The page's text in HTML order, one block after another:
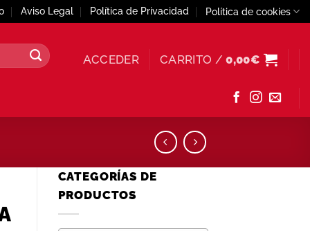
Aviso Legal Política de Privacidad Política de cookies
ACCEDER CARRITO /0,00€
CATEGORÍAS DE
PRODUCTOS